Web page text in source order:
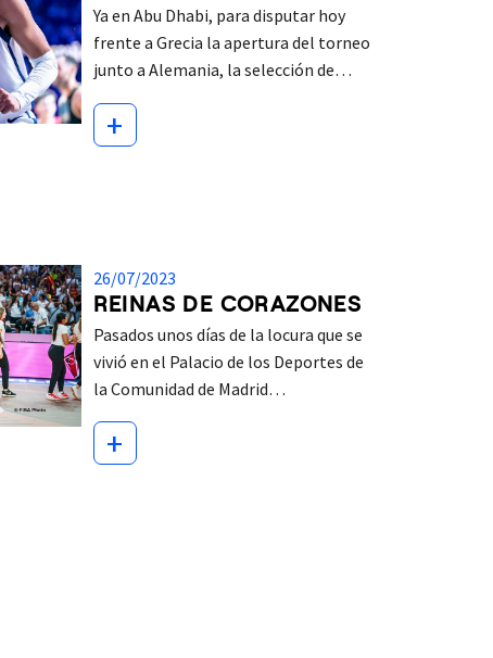
Ya en Abu Dhabi, para disputar hoy
frente a Grecia la apertura del torneo
junto a Alemania, la selección de…
+
26/07/2023
REINAS DE CORAZONES
Pasados unos días de la locura que se
vivió en el Palacio de los Deportes de
la Comunidad de Madrid…
+